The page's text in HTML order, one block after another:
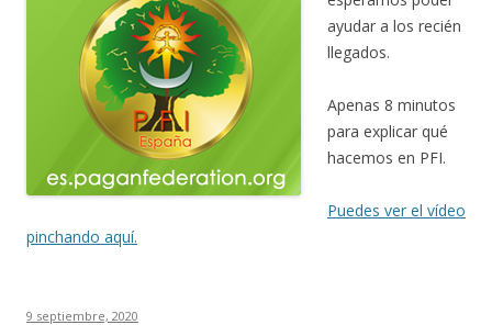
ayudar a los recién
llegados.
Apenas 8 minutos
para explicar qué
hacemos en PFI.
Puedes ver el vídeo
pinchando aquí.
9 septiembre, 2020